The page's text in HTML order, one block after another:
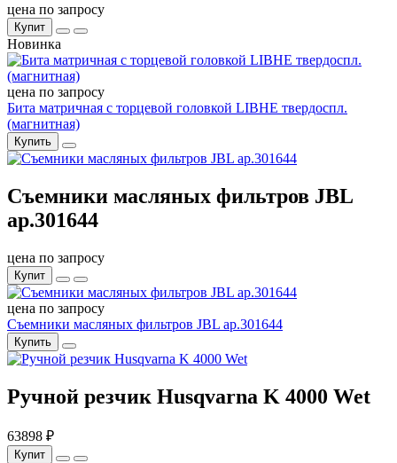
цена по запросу
Купит
Новинка
цена по запросу
Бита матричная с торцевой головкой LIBHE твердоспл.
(магнитная)
Купить
Съемники масляных фильтров JBL
ар.301644
цена по запросу
Купит
цена по запросу
Съемники масляных фильтров JBL ар.301644
Купить
Ручной резчик Husqvarna K 4000 Wet
63898 ₽
Купит